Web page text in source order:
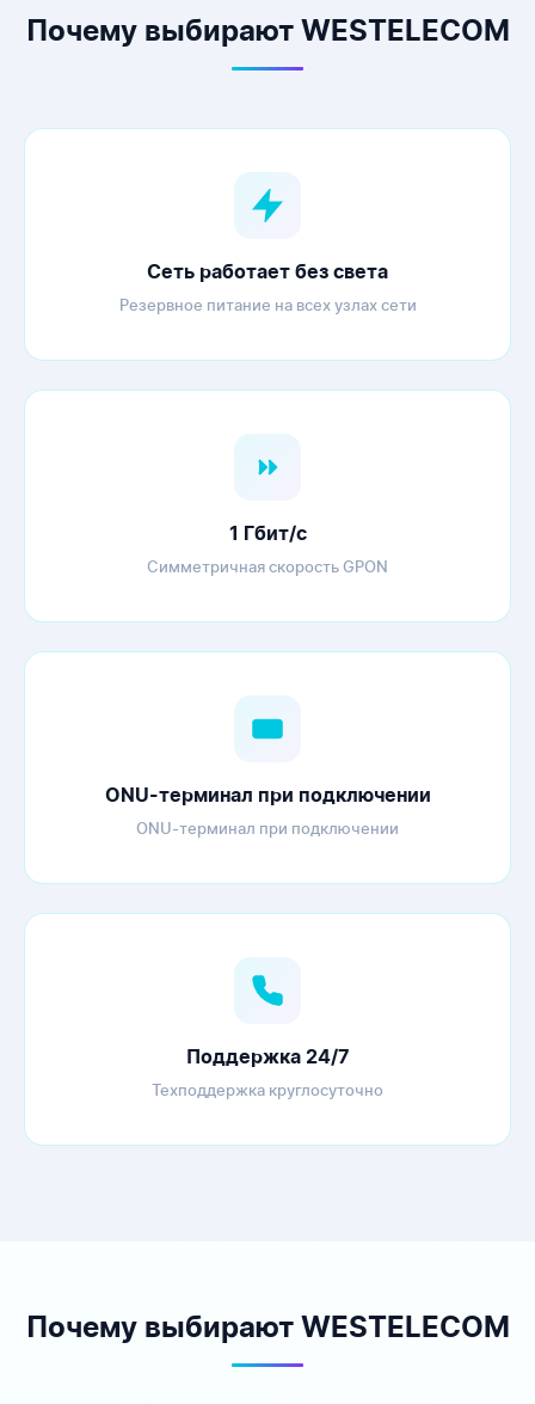
Почему выбирают WESTELECOM
Сеть работает без света
Резервное питание на всех узлах сети
1 Гбит/с
Симметричная скорость GPON
ONU-терминал при подключении
ONU-терминал при подключении
Поддержка 24/7
Техподдержка круглосуточно
Почему выбирают WESTELECOM